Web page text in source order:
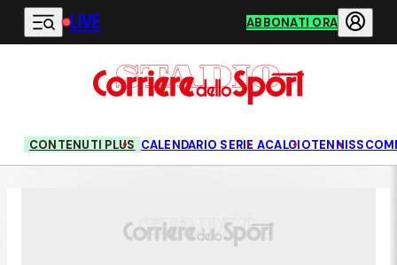
Vai al contenuto principale
LIVE ABBONATI ORA
CONTENUTI PLUS CALENDARIO SERIE ACALCIOTENNIS